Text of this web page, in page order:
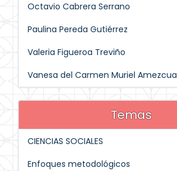
Octavio Cabrera Serrano
Paulina Pereda Gutiérrez
Valeria Figueroa Treviño
Vanesa del Carmen Muriel Amezcua
Temas
CIENCIAS SOCIALES
Enfoques metodológicos